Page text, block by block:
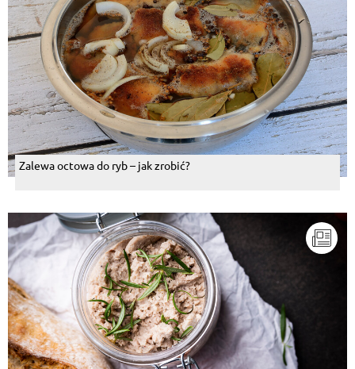
Zalewa octowa do ryb – jak zrobić?